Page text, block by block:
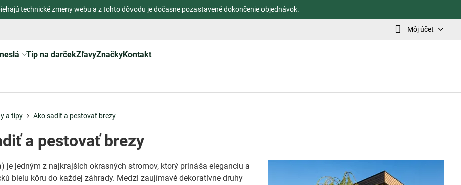
technické zmeny webu a z tohto dôvodu je dočasne pozastavené dokončenie objednávok.
Môj účet
Tip na darčekZľavyZnačkyKontakt
a tipy Ako sadiť a pestovať brezy
a pestovať brezy
je jedným z najkrajších okrasných stromov, ktorý prináša eleganciu a
bielu kôru do každej záhrady. Medzi zaujímavé dekoratívne druhy